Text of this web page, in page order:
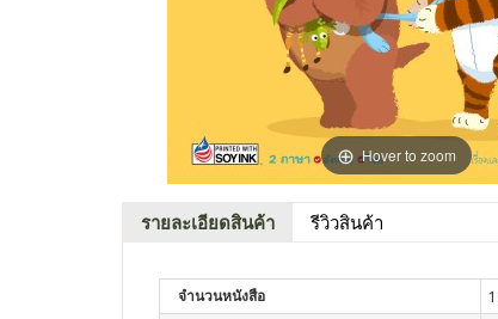
Hover to zoom
รายละเอียดสินค้า รีวิวสินค้า
จำนวนหนังสือ